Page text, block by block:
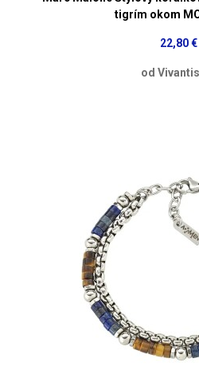
tigrím okom
22,80 €
od